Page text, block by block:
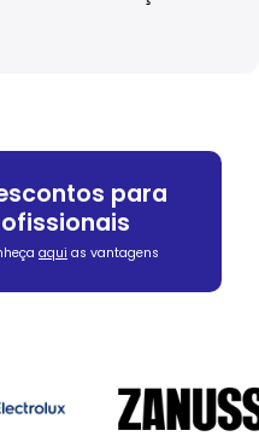
para
aqui as vantagens